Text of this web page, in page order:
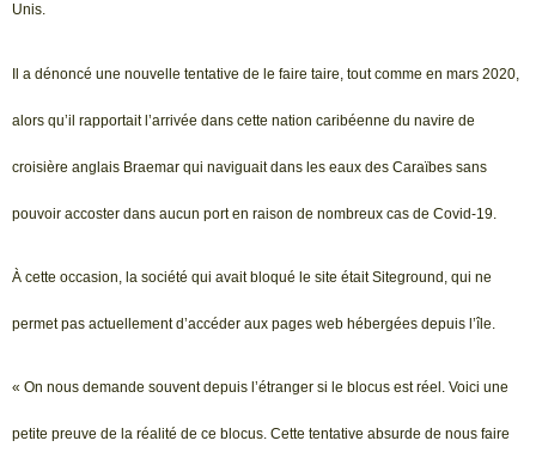
Unis.
Il a dénoncé une nouvelle tentative de le faire taire, tout comme en mars 2020,
alors qu’il rapportait l’arrivée dans cette nation caribéenne du navire de
croisière anglais Braemar qui naviguait dans les eaux des Caraïbes sans
pouvoir accoster dans aucun port en raison de nombreux cas de Covid-19.
À cette occasion, la société qui avait bloqué le site était Siteground, qui ne
permet pas actuellement d’accéder aux pages web hébergées depuis l’île.
« On nous demande souvent depuis l’étranger si le blocus est réel. Voici une
petite preuve de la réalité de ce blocus. Cette tentative absurde de nous faire